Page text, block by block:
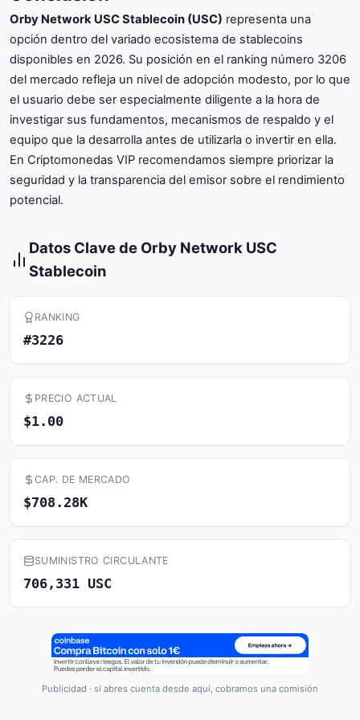
Orby Network USC Stablecoin (USC) representa una
opción dentro del variado ecosistema de stablecoins
disponibles en 2026. Su posición en el ranking número 3206
del mercado refleja un nivel de adopción modesto, por lo que
el usuario debe ser especialmente diligente a la hora de
investigar sus fundamentos, mecanismos de respaldo y el
equipo que la desarrolla antes de utilizarla o invertir en ella.
En Criptomonedas VIP recomendamos siempre priorizar la
seguridad y la transparencia del emisor sobre el rendimiento
potencial.
Datos Clave de Orby Network USC
Stablecoin
RANKING
#3226
PRECIO ACTUAL
$1.00
CAP. DE MERCADO
$708.28K
SUMINISTRO CIRCULANTE
706,331 USC
Publicidad · si abres cuenta desde aquí, cobramos una comisión